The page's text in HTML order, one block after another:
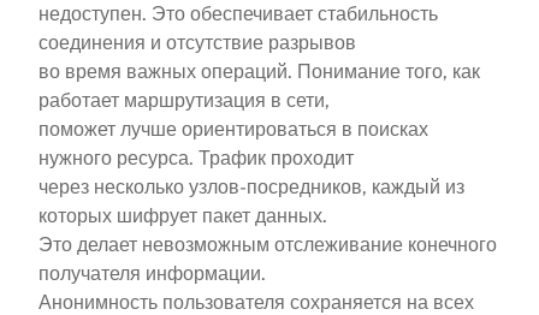
недоступен. Это обеспечивает стабильность
соединения и отсутствие разрывов
во время важных операций. Понимание того, как
работает маршрутизация в сети,
поможет лучше ориентироваться в поисках
нужного ресурса. Трафик проходит
через несколько узлов-посредников, каждый из
которых шифрует пакет данных.
Это делает невозможным отслеживание конечного
получателя информации.
Анонимность пользователя сохраняется на всех